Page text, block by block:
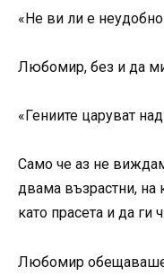
«Не ви ли е
Любомир, без и да
«Гениите царуват
Само че аз не
двама възрастни, на
като прасета и да ги
Любомир обещаваше